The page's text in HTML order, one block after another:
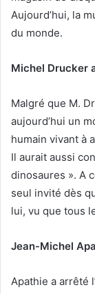
Aujourd’hui, la
du monde.
Michel Drucker
Malgré que M.
aujourd’hui un
humain vivant à
Il aurait aussi
dinosaures ». A
seul invité dès
lui, vu que tous
Jean-Michel
Apathie a arrêté